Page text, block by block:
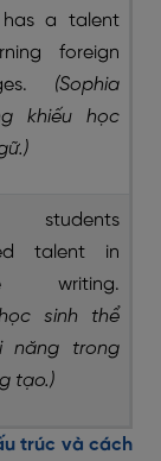
has a talent
foreign
(Sophia
khiếu học
students
talent in
writing.
sinh thể
năng trong
tạo.)
trúc và cách